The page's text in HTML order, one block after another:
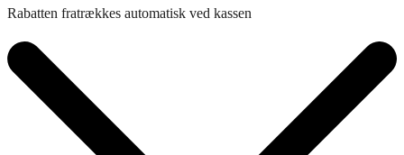
Rabatten fratrækkes automatisk ved kassen